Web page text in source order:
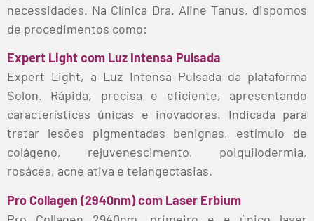
necessidades. Na Clínica Dra. Aline Tanus, dispomos
de procedimentos como:
Expert Light com Luz Intensa Pulsada
Expert Light, a Luz Intensa Pulsada da plataforma
Solon. Rápida, precisa e eficiente, apresentando
características únicas e inovadoras. Indicada para
tratar lesões pigmentadas benignas, estímulo de
colágeno, rejuvenescimento, poiquilodermia,
rosácea, acne ativa e telangectasias.
Pro Collagen (2940nm) com Laser Erbium